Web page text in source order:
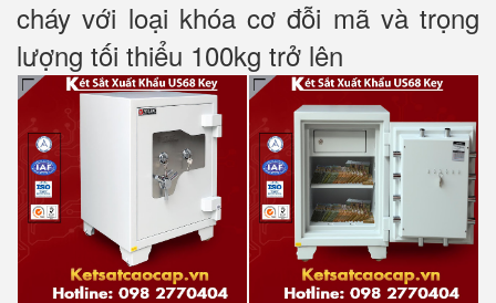
cháy với loại khóa cơ đỗi mã và trọng
lượng tối thiểu 100kg trở lên